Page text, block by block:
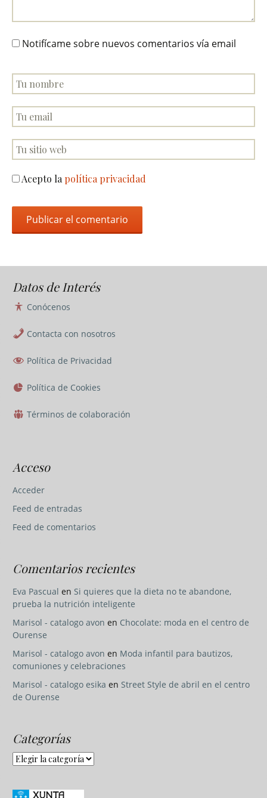
Notifícame sobre nuevos comentarios vía email
Acepto la política privacidad
Datos de Interés
Conócenos
Contacta con nosotros
Política de Privacidad
Política de Cookies
Términos de colaboración
Acceso
Acceder
Feed de entradas
Feed de comentarios
Comentarios recientes
Eva Pascual en Si quieres que la dieta no te abandone,
prueba la nutrición inteligente
Marisol - catalogo avon en Chocolate: moda en el centro de
Ourense
Marisol - catalogo avon en Moda infantil para bautizos,
comuniones y celebraciones
Marisol - catalogo esika en Street Style de abril en el centro
de Ourense
Categorías
Categorías